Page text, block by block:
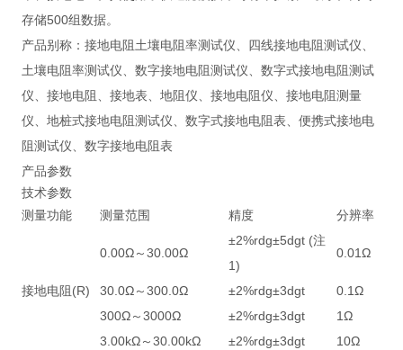
存储500组数据。
产品别称：接地电阻土壤电阻率测试仪、四线接地电阻测试仪、
土壤电阻率测试仪、数字接地电阻测试仪、数字式接地电阻测试
仪、接地电阻、接地表、地阻仪、接地电阻仪、接地电阻测量
仪、地桩式接地电阻测试仪、数字式接地电阻表、便携式接地电
阻测试仪、数字接地电阻表
产品参数
技术参数
测量功能
测量范围 精度 分辨率
接地电阻(R)
0.00Ω～30.00Ω
±2%rdg±5dgt (注
1)
0.01Ω
30.0Ω～300.0Ω ±2%rdg±3dgt
0.1Ω
300Ω～3000Ω
±2%rdg±3dgt
1Ω
3.00kΩ～30.00kΩ
±2%rdg±3dgt 10Ω